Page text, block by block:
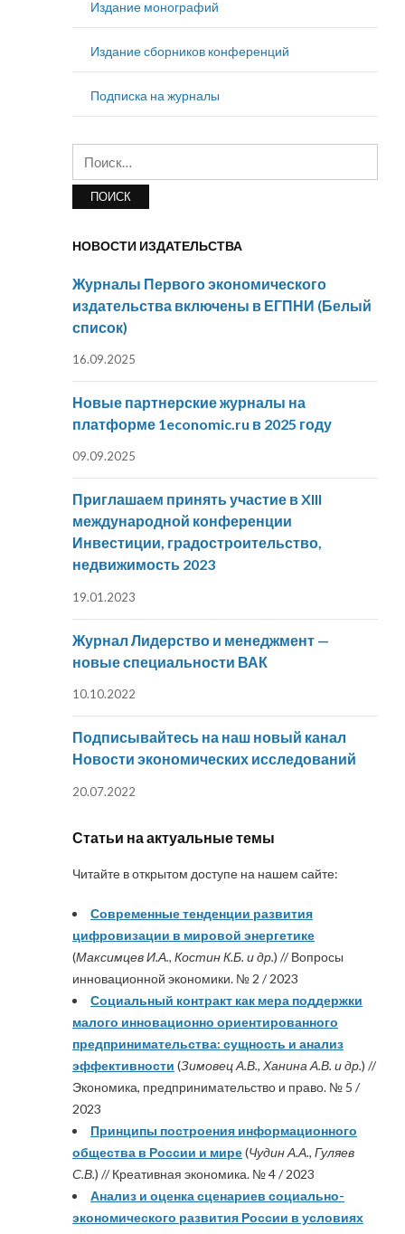
Издание монографий
Издание сборников конференций
Подписка на журналы
НОВОСТИ ИЗДАТЕЛЬСТВА
Журналы Первого экономического
издательства включены в ЕГПНИ (Белый
список)
16.09.2025
Новые партнерские журналы на
платформе 1economic.ru в 2025 году
09.09.2025
Приглашаем принять участие в XIII
международной конференции
Инвестиции, градостроительство,
недвижимость 2023
19.01.2023
Журнал Лидерство и менеджмент —
новые специальности ВАК
10.10.2022
Подписывайтесь на наш новый канал
Новости экономических исследований
20.07.2022
Статьи на актуальные темы
Читайте в открытом доступе на нашем сайте:
Современные тенденции развития
цифровизации в мировой энергетике
(Максимцев И.А., Костин К.Б. и др.) // Вопросы
инновационной экономики. № 2 / 2023
Социальный контракт как мера поддержки
малого инновационно ориентированного
предпринимательства: сущность и анализ
эффективности (Зимовец А.В., Ханина А.В. и др.) //
Экономика, предпринимательство и право. № 5 /
2023
Принципы построения информационного
общества в России и мире(Чудин А.А., Гуляев
С.В.) // Креативная экономика. № 4 / 2023
Анализ и оценка сценариев социально-
экономического развития России в условиях